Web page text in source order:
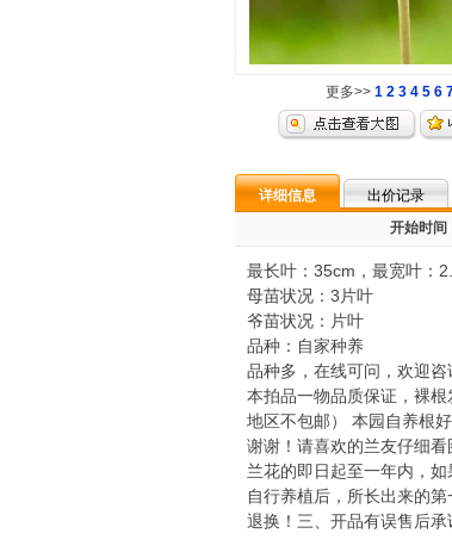
更多>> 1 2 3 4 5 6
详细信息 出价记录
开始时间
最长叶：35cm，最宽叶：
母苗状况：3片叶
爷苗状况：片叶
品种：自家种养
品种多，在线可问，欢迎咨
本拍品一物品质保证，裸
地区不包邮） 本园自养根
谢谢！请喜欢的兰友仔细
兰花的即日起至一年内，
自行养植后，所长出来的
退换！三、开品有误售后